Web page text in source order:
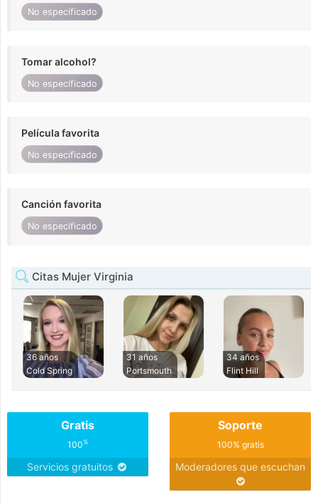
No especificado
Tomar alcohol?
No especificado
Película favorita
No especificado
Canción favorita
No especificado
Citas Mujer Virginia
36 años
Cold Spring
31 años
Portsmouth
34 años
Flint Hill
Gratis
100%
Servicios gratuitos
Soporte
100% gratis
Moderadores que escuchan